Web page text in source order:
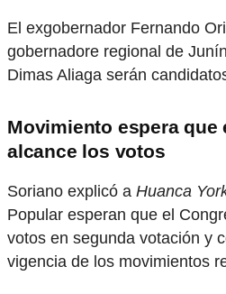
El exgobernador Fernando
gobernadore regional de
Dimas Aliaga serán
Movimiento espera que
alcance los votos
Soriano explicó a Huanca
Popular esperan que el
votos en segunda votación y
vigencia de los movimientos